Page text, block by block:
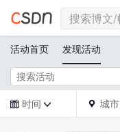
活动首页 发现活动
 时间   城市